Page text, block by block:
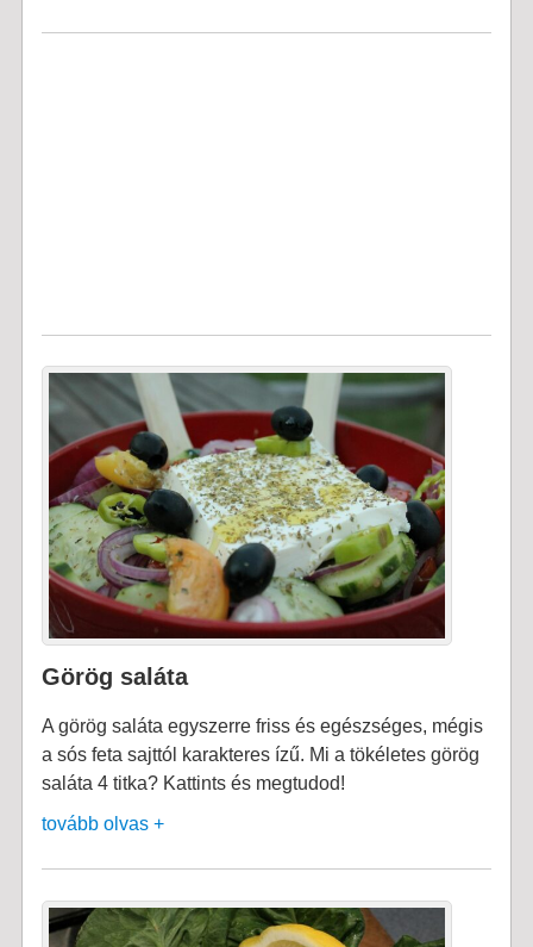
Görög saláta
A görög saláta egyszerre friss és egészséges, mégis
a sós feta sajttól karakteres ízű. Mi a tökéletes görög
saláta 4 titka? Kattints és megtudod!
tovább olvas +